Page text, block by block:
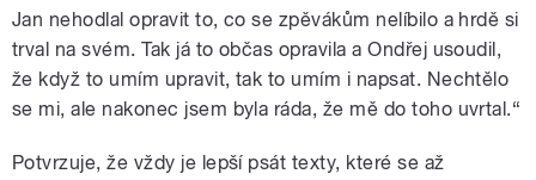
Jan nehodlal opravit to, co se zpěvákům nelíbilo a hrdě si
trval na svém. Tak já to občas opravila a Ondřej usoudil,
že když to umím upravit, tak to umím i napsat. Nechtělo
se mi, ale nakonec jsem byla ráda, že mě do toho uvrtal.“
Potvrzuje, že vždy je lepší psát texty, které se až